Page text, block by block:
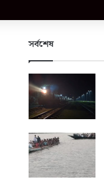
সর্বশেষ